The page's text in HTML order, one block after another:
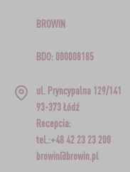
BROWIN
BDO: 000008185
ul. Pryncypalna 129/141
93-373 Łódź
Recepcia:
tel.:+48 42 23 23 200
browin@browin.pl